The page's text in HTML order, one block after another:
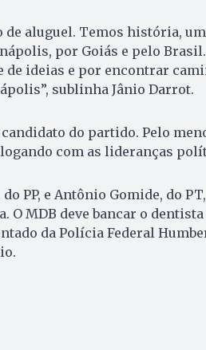
de aluguel. Temos história,
por Goiás e pelo Brasil.
de ideias e por encontrar
sublinha Jânio Darrot.
candidato do partido. Pelo
com as lideranças
PP, e Antônio Gomide, do
O MDB deve bancar o
da Polícia Federal